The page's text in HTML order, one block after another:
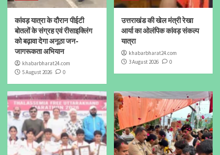
कांवड़ यात्रा के दौरान पीईटी
बोतलों के संग्रह एवं रीसाइक्लिंग
को बढ़ावा देगा अनूठा जन-
जागरूकता अभियान
khabarbharat24.com
5 August 2026
0
उत्तराखंड की खेल मंत्री रेखा
आर्या का ओलंपिक कांवड़ संकल्प
यात्रा
khabarbharat24.com
3 August 2026
0